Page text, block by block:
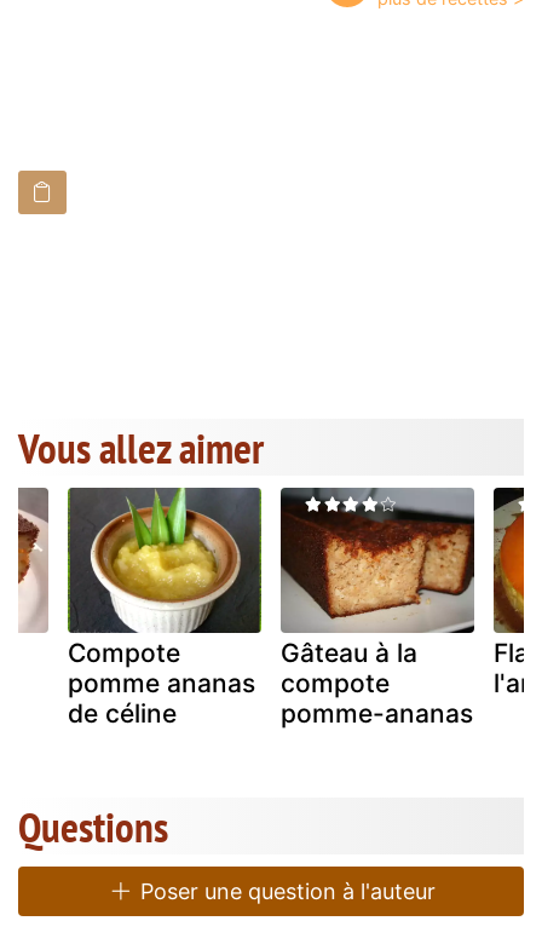
Vous allez aimer
Compote
pomme ananas
de céline
Gâteau à la
compote
pomme-ananas
Questions
Poser une question à l'auteur